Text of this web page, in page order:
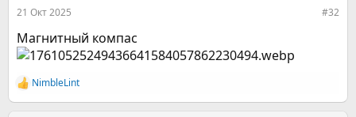
21 Окт 2025 #32
Магнитный компас
Р
е
NimbleLint